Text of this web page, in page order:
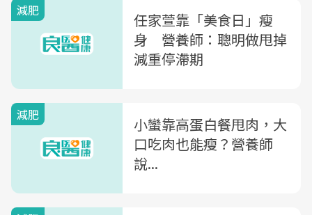
減肥
任家萱靠「美食日」瘦
身 營養師：聰明做甩掉
減重停滯期
減肥
小蠻靠高蛋白餐甩肉，大
口吃肉也能瘦？營養師
說...